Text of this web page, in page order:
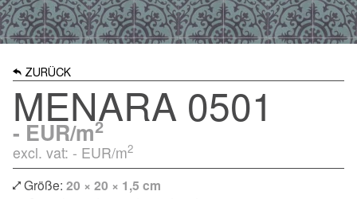
ZURÜCK
MENARA 0501
- EUR/m2
excl. vat: - EUR/m2
Größe: 20 × 20 × 1,5 cm